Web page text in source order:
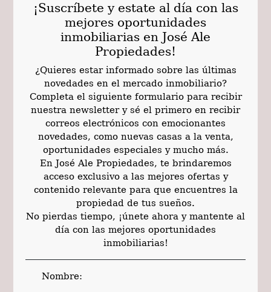
¡Suscríbete y estate al día con las
mejores oportunidades
inmobiliarias en José Ale
Propiedades!
¿Quieres estar informado sobre las últimas
novedades en el mercado inmobiliario?
Completa el siguiente formulario para recibir
nuestra newsletter y sé el primero en recibir
correos electrónicos con emocionantes
novedades, como nuevas casas a la venta,
oportunidades especiales y mucho más.
En José Ale Propiedades, te brindaremos
acceso exclusivo a las mejores ofertas y
contenido relevante para que encuentres la
propiedad de tus sueños.
No pierdas tiempo, ¡únete ahora y mantente al
día con las mejores oportunidades
inmobiliarias!
Nombre: